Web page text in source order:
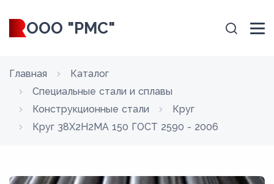
ООО "РМС"
Главная
Каталог
Специальные стали и сплавы
Конструкционные стали
Круг
Круг 38Х2Н2МА 150 ГОСТ 2590 - 2006